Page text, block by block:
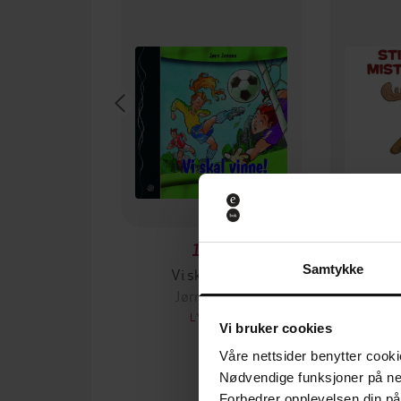
Samtykke
Vi bruker cookies
Våre nettsider benytter
Nødvendige funksjoner på
149,-
Vi skal vinne!
Jørn Jensen
LYDBOK
Stians